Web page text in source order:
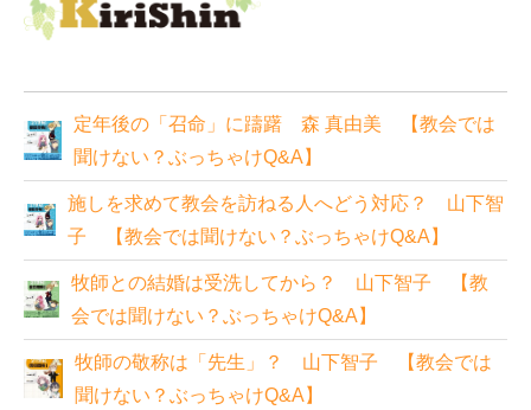
定年後の「召命」に躊躇 森 真由美 【教会では
聞けない？ぶっちゃけQ&A】
施しを求めて教会を訪ねる人へどう対応？ 山下智
子 【教会では聞けない？ぶっちゃけQ&A】
牧師との結婚は受洗してから？ 山下智子 【教
会では聞けない？ぶっちゃけQ&A】
牧師の敬称は「先生」？ 山下智子 【教会では
聞けない？ぶっちゃけQ&A】